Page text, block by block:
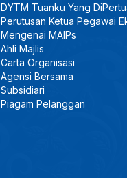
DYTM Tuanku Yang
Perutusan Ketua Pegawai
Mengenai MAIPs
Ahli Majlis
Carta Organisasi
Agensi Bersama
Subsidiari
Piagam Pelanggan